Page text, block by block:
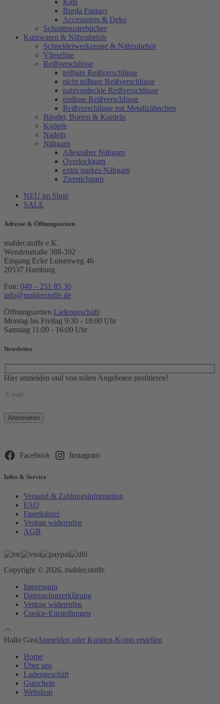
Burda Fantasy
Accessoires & Deko
Schnittmusterbücher
Kurzwaren & Nähzubehör
Schneiderwerkzeuge & Nähzubehör
Vlieseline
Reißverschlüsse
teilbare Reißverschlüsse
nicht teilbare Reißverschlüsse
nahtverdeckte Reißverschlüsse
endlose Reißverschlüsse
Reißverschlüsse mit Metallzähnchen
Bänder, Borten & Kordeln
Knöpfe
Nadeln
Nähgarn
Allesnäher Nähgarn
Overlockgarn
extra starkes Nähgarn
Zierstichgarn
NEU im Shop
SALE
Adresse & Öffnungszeiten
mahler.stoffe e.K.
Wendenstraße 388-392
Eingang Ecke Luisenweg 46
20537 Hamburg
Fon: 040 – 251 85 30
info@mahlerstoffe.de
Öffnungszeiten Ladengeschäft:
Montag bis Freitag 9:30 - 18:00 Uhr
Samstag 11:00 - 16:00 Uhr
Newsletter
Hier anmelden und von tollen Angeboten profitieren!
Bitte
lasse
leer.
Facebook Instagram
Infos & Service
Versand & Zahlungsinformation
FAQ
Faserkürzel
Vertrag widerrufen
AGB
Copyright © 2026, mahler.stoffe
Impressum
Datenschutzerklärung
Vertrag widerrufen
Cookie-Einstellungen
Hallo GastAnmelden oder Kunden-Konto erstellen
Home
Über uns
Ladengeschäft
Gutschein
Webshop